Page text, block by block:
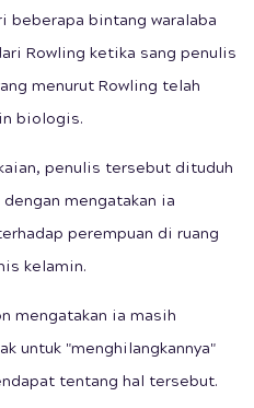
beberapa bintang waralaba
Rowling ketika sang penulis
menurut Rowling telah
biologis.
penulis tersebut dituduh
mengatakan ia
perempuan di ruang
kelamin.
mengatakan ia masih
untuk "menghilangkannya"
tentang hal tersebut.